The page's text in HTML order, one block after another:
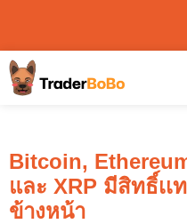
Bitcoin,
และ XRP มีสิทธิ์เ
ข้างหน้า